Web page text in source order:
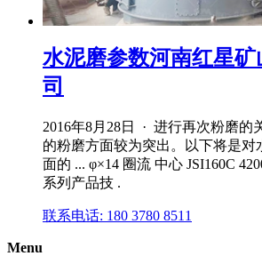
水泥磨参数河南红星
司
2016年8月28日 · 进行再次粉磨的
的粉磨方面较为突出。以下将是对
面的 ... φ×14 圈流 中心 JSI160C
系列产品技 .
联系电话: 180 3780 8511
Menu